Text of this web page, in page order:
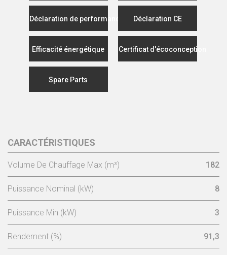
Déclaration de performance Déclaration CE
Efficacité énergétique Certificat d'écoconception
Spare Parts
CARACTÉRISTIQUES
Volume De Chauffage Max (m³) 182
Puissance Nominal (kW) 8
Puissance Min (kW) 3
Rendement (%) 91,3